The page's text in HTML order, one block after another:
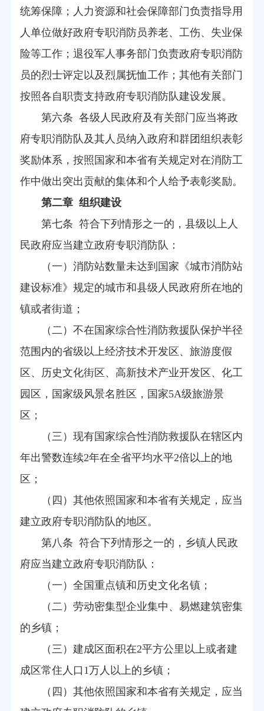
统筹保障；人力资源和社会保障部门负责指导用
人单位做好政府专职消防员养老、工伤、失业保
险等工作；退役军人事务部门负责政府专职消防
员的烈士评定以及烈属抚恤工作；其他有关部门
按照各自职责支持政府专职消防队建设发展。
第六条 各级人民政府及有关部门应当将政
府专职消防队及其人员纳入政府和群团组织表彰
奖励体系，按照国家和本省有关规定对在消防工
作中做出突出贡献的集体和个人给予表彰奖励。
第二章 组织建设
第七条 符合下列情形之一的，县级以上人
民政府应当建立政府专职消防队：
（一）消防站数量未达到国家《城市消防站
建设标准》规定的城市和县级人民政府所在地的
镇或者街道；
（二）不在国家综合性消防救援队保护半径
范围内的省级以上经济技术开发区、旅游度假
区、历史文化街区、高新技术产业开发区、化工
园区，国家级风景名胜区，国家5A级旅游景
区；
（三）现有国家综合性消防救援队在辖区内
年出警数连续2年在全省平均水平2倍以上的地
区；
（四）其他依照国家和本省有关规定，应当
建立政府专职消防队的地区。
第八条 符合下列情形之一的，乡镇人民政
府应当建立政府专职消防队：
（一）全国重点镇和历史文化名镇；
（二）劳动密集型企业集中、易燃建筑密集
的乡镇；
（三）建成区面积在2平方公里以上或者建
成区常住人口1万人以上的乡镇；
（四）其他依照国家和本省有关规定，应当